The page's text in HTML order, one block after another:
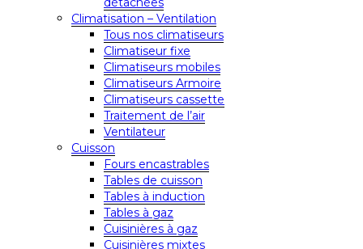
Climatisation – Ventilation
Tous nos climatiseurs
Climatiseur fixe
Climatiseurs mobiles
Climatiseurs Armoire
Climatiseurs cassette
Traitement de l’air
Ventilateur
Cuisson
Fours encastrables
Tables de cuisson
Tables à induction
Tables à gaz
Cuisinières à gaz
Cuisinières mixtes